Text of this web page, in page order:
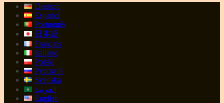
Deutsch
Español
Português
日本語
Français
Italiano
Polski
Русский
Svenska
العربية
English